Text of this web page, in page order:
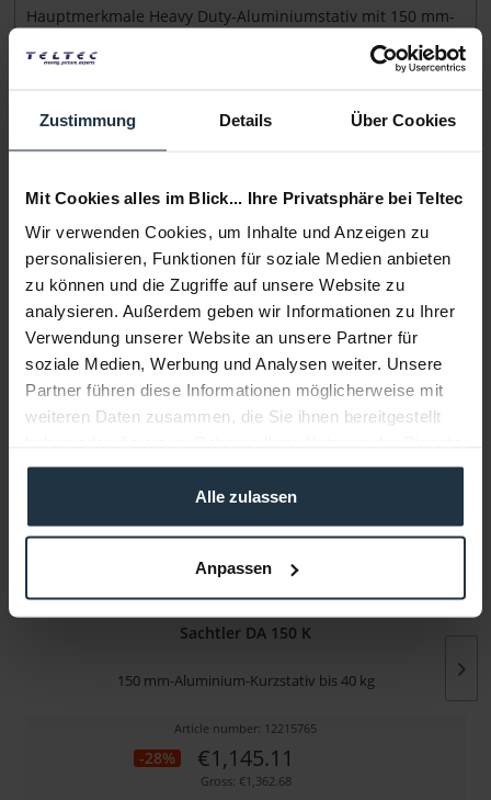
Zustimmung Details Über Cookies
Mit Cookies alles im Blick... Ihre Privatsphäre bei Teltec
Wir verwenden Cookies, um Inhalte und Anzeigen zu
personalisieren, Funktionen für soziale Medien anbieten
zu können und die Zugriffe auf unsere Website zu
analysieren. Außerdem geben wir Informationen zu Ihrer
Verwendung unserer Website an unsere Partner für
soziale Medien, Werbung und Analysen weiter. Unsere
Partner führen diese Informationen möglicherweise mit
weiteren Daten zusammen, die Sie ihnen bereitgestellt
gesammelt haben.
Alle zulassen
Anpassen
Hauptmerkmale Heavy Duty-Aluminiumstativ mit 150 mm-
Accessories and recommendations
Media
Manufacturer & Product Safety Information
Folgende Infos zum Hersteller sind verfübar......
more
More articles from +++ Sachtler +++ look at
Sachtler DA 150 K
150 mm-Aluminium-Kurzstativ bis 40 kg
Article number: 12215765
-28% €1,145.11
Gross: €1,362.68